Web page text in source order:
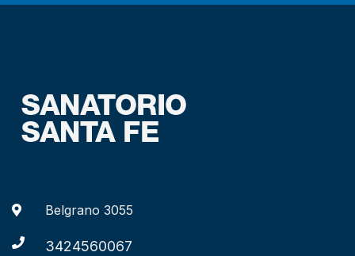
Belgrano 3055
3424560067